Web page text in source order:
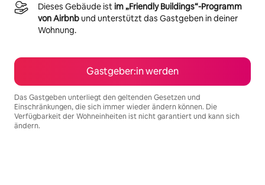
Dieses Gebäude istim „Friendly Buildings“-Programm
von Airbnbund unterstützt das Gastgeben in deiner
Wohnung.
Gastgeber:in werden
Das Gastgeben unterliegt den geltenden Gesetzen und
Einschränkungen, die sich immer wieder ändern können. Die
Verfügbarkeit der Wohneinheiten ist nicht garantiert und kann sich
ändern.